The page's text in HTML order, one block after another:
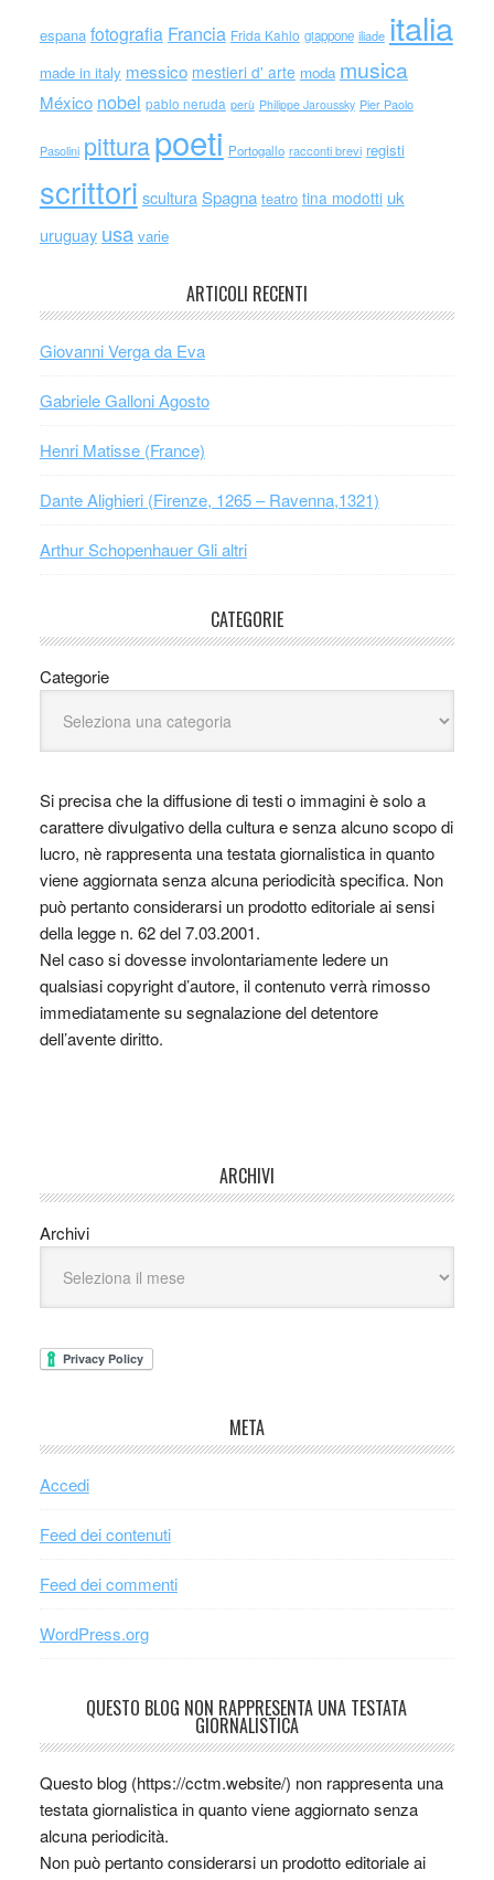
espana fotografia Francia Frida Kahlo giappone iliade italia
made in italy messico mestieri d' arte moda musica
México nobel pablo neruda perù Philippe Jaroussky Pier Paolo
Pasolini pitturapoeti Portogallo racconti brevi registi
scrittori scultura Spagna teatro tina modotti uk
uruguay usa varie
ARTICOLI RECENTI
Giovanni Verga da Eva
Gabriele Galloni Agosto
Henri Matisse (France)
Dante Alighieri (Firenze, 1265 – Ravenna,1321)
Arthur Schopenhauer Gli altri
CATEGORIE
Categorie
Si precisa che la diffusione di testi o immagini è solo a
carattere divulgativo della cultura e senza alcuno scopo di
lucro, nè rappresenta una testata giornalistica in quanto
viene aggiornata senza alcuna periodicità specifica. Non
può pertanto considerarsi un prodotto editoriale ai sensi
della legge n. 62 del 7.03.2001.
Nel caso si dovesse involontariamente ledere un
qualsiasi copyright d’autore, il contenuto verrà rimosso
immediatamente su segnalazione del detentore
dell’avente diritto.
ARCHIVI
Archivi
META
Accedi
Feed dei contenuti
Feed dei commenti
WordPress.org
QUESTO BLOG NON RAPPRESENTA UNA TESTATA
GIORNALISTICA
Questo blog (https://cctm.website/) non rappresenta una
testata giornalistica in quanto viene aggiornato senza
alcuna periodicità.
Non può pertanto considerarsi un prodotto editoriale ai